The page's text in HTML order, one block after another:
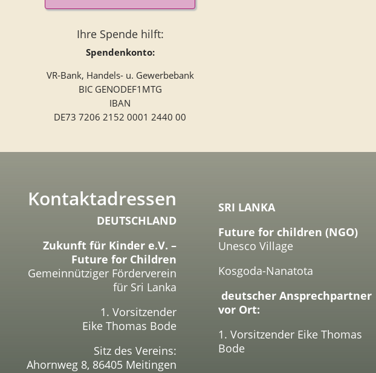
Ihre Spende hilft:
Spendenkonto:
VR-Bank, Handels- u. Gewerbebank
BIC GENODEF1MTG
IBAN
DE73 7206 2152 0001 2440 00
Kontaktadressen
DEUTSCHLAND
Zukunft für Kinder e.V. –
Future for Children
Gemeinnütziger Förderverein
für Sri Lanka
1. Vorsitzender
Eike Thomas Bode
Sitz des Vereins:
Ahornweg 8, 86405 Meitingen
SRI LANKA
Future for children (NGO)
Unesco Village
Kosgoda-Nanatota
deutscher Ansprechpartner
vor Ort:
1. Vorsitzender Eike Thomas
Bode